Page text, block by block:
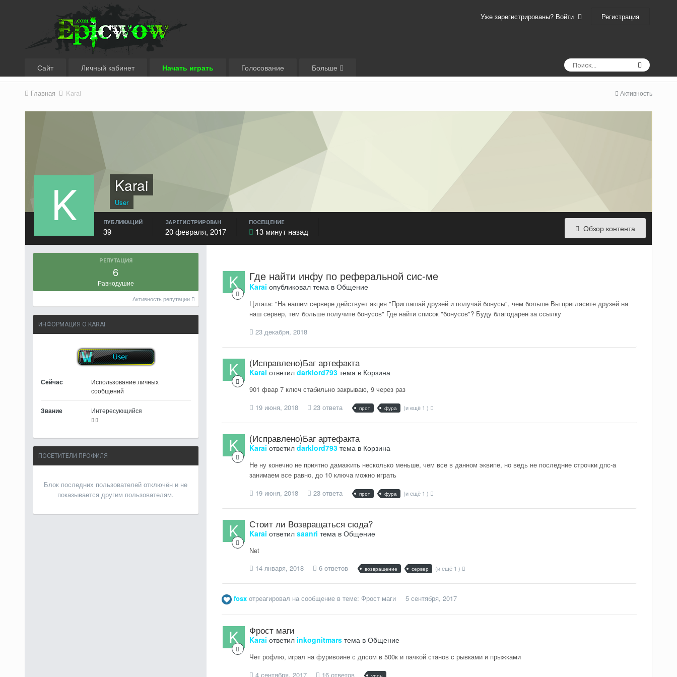
Уже зарегистрированы? Войти Регистрация
Сайт Личный кабинет Начать играть Голосование Больше
Активность
Главная Karai
Karai
User
Обзор контента
ПУБЛИКАЦИЙ
39
ЗАРЕГИСТРИРОВАН
20 февраля, 2017
ПОСЕЩЕНИЕ
13 минут назад
РЕПУТАЦИЯ
6
Равнодушие
Активность репутации
ИНФОРМАЦИЯ О KARAI
Сейчас
Использование личных
сообщений
Звание Интересующийся
ПОСЕТИТЕЛИ ПРОФИЛЯ
Блок последних пользователей отключён и не
показывается другим пользователям.
Где найти инфу по реферальной сис-ме
Karai опубликовал тема в Общение
Цитата: "На нашем сервере действует акция "Приглашай друзей и получай бонусы", чем больше Вы пригласите друзей на
наш сервер, тем больше получите бонусов" Где найти список "бонусов"? Буду благодарен за ссылку
23 декабря, 2018
(Исправлено)Баг артефакта
Karai ответил darklord793тема в Корзина
901 фвар 7 ключ стабильно закрываю, 9 через раз
19 июня, 2018
23 ответа прот фура (и ещё 1 )
(Исправлено)Баг артефакта
Karai ответил darklord793тема в Корзина
Не ну конечно не приятно дамажить несколько меньше, чем все в данном эквипе, но ведь не последние строчки дпс-а
занимаем все равно, до 10 ключа можно играть
19 июня, 2018
23 ответа прот фура (и ещё 1 )
Стоит ли Возвращаться сюда?
Karai ответил saanri тема в Общение
Net
14 января, 2018
6 ответов возвращение сервер (и ещё 1 )
fosxотреагировал на сообщение в теме: Фрост маги 5 сентября, 2017
Фрост маги
Karai ответил inkognitmarsтема в Общение
Чет рофлю, играл на фуривоине с дпсом в 500к и пачкой станов с рывками и прыжками
4 сентября, 2017
16 ответов урон